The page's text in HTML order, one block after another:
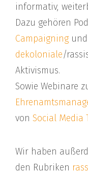
informativ,
Dazu gehören
Campaigning und
dekoloniale/
Aktivismus.
Sowie Webinare
von Social Media
Wir haben
den Rubriken